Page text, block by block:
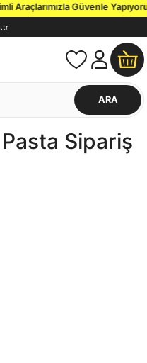
Güvenle
ARA
Sipariş